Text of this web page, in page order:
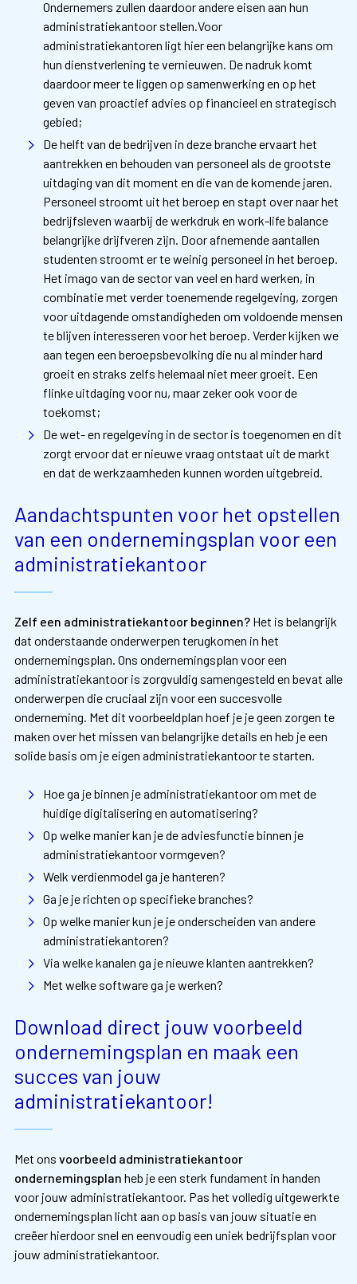
Ondernemers zullen daardoor andere eisen aan hun
administratiekantoor stellen.Voor
administratiekantoren ligt hier een belangrijke kans om
hun dienstverlening te vernieuwen. De nadruk komt
daardoor meer te liggen op samenwerking en op het
geven van proactief advies op financieel en strategisch
gebied;
De helft van de bedrijven in deze branche ervaart het
aantrekken en behouden van personeel als de grootste
uitdaging van dit moment en die van de komende jaren.
Personeel stroomt uit het beroep en stapt over naar het
bedrijfsleven waarbij de werkdruk en work-life balance
belangrijke drijfveren zijn. Door afnemende aantallen
studenten stroomt er te weinig personeel in het beroep.
Het imago van de sector van veel en hard werken, in
combinatie met verder toenemende regelgeving, zorgen
voor uitdagende omstandigheden om voldoende mensen
te blijven interesseren voor het beroep. Verder kijken we
aan tegen een beroepsbevolking die nu al minder hard
groeit en straks zelfs helemaal niet meer groeit. Een
flinke uitdaging voor nu, maar zeker ook voor de
toekomst;
De wet- en regelgeving in de sector is toegenomen en dit
zorgt ervoor dat er nieuwe vraag ontstaat uit de markt
en dat de werkzaamheden kunnen worden uitgebreid.
Aandachtspunten voor het opstellen
van een ondernemingsplan voor een
administratiekantoor
Zelf een administratiekantoor beginnen? Het is belangrijk
dat onderstaande onderwerpen terugkomen in het
ondernemingsplan. Ons ondernemingsplan voor een
administratiekantoor is zorgvuldig samengesteld en bevat alle
onderwerpen die cruciaal zijn voor een succesvolle
onderneming. Met dit voorbeeldplan hoef je je geen zorgen te
maken over het missen van belangrijke details en heb je een
solide basis om je eigen administratiekantoor te starten.
Hoe ga je binnen je administratiekantoor om met de
huidige digitalisering en automatisering?
Op welke manier kan je de adviesfunctie binnen je
administratiekantoor vormgeven?
Welk verdienmodel ga je hanteren?
Ga je je richten op specifieke branches?
Op welke manier kun je je onderscheiden van andere
administratiekantoren?
Via welke kanalen ga je nieuwe klanten aantrekken?
Met welke software ga je werken?
Download direct jouw voorbeeld
ondernemingsplan en maak een
succes van jouw
administratiekantoor!
Met ons voorbeeld administratiekantoor
ondernemingsplan heb je een sterk fundament in handen
voor jouw administratiekantoor. Pas het volledig uitgewerkte
ondernemingsplan licht aan op basis van jouw situatie en
creëer hierdoor snel en eenvoudig een uniek bedrijfsplan voor
jouw administratiekantoor.